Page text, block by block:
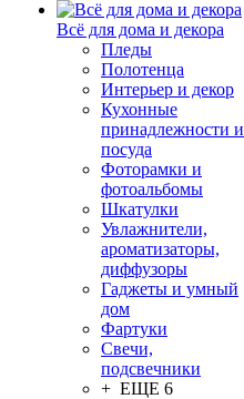
Всё для дома и декора
Пледы
Полотенца
Интерьер и декор
Кухонные
принадлежности и
посуда
Фоторамки и
фотоальбомы
Шкатулки
Увлажнители,
ароматизаторы,
диффузоры
Гаджеты и умный
дом
Фартуки
Свечи,
подсвечники
+ ЕЩЕ 6